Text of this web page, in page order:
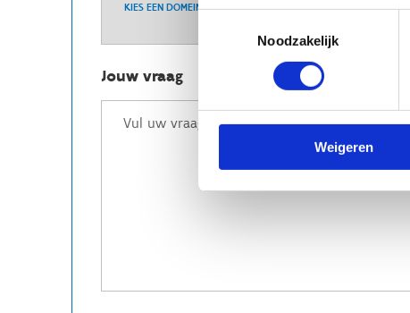
Noodzakelijk
Weigeren
KIES EEN DOMEIN
Jouw vraag